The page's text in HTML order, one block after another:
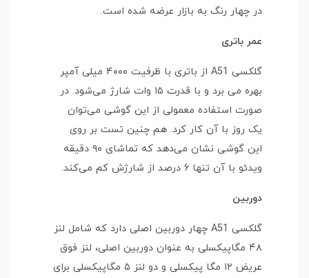
در چهار رنگ به بازار عرضه شده است.
عمر باتری
گلکسی A51 از باتری با ظرفیت ۴۰۰۰ میلی آمپر
بهره می برد و با قدرت ۱۵ وات شارژ می‌شود. در
صورت استفاده معمولی از این گوشی می‌توان
یک روز با آن کار کرد. هم چنین تست بر روی
این گوشی نشان می‌دهد که تماشای ۹۰ دقیقه
ویدئو با آن تنها ۶ درصد از شارژش کم می‌کند.
دوربین
گلکسی A51 چهار دوربین اصلی دارد که شامل لنز
۴۸ مگاپیکسلی به عنوان دوربین اصلی، لنز فوق
عریض ۱۲ مگا پیکسلی و دو لنز ۵ مگاپیکسلی برای